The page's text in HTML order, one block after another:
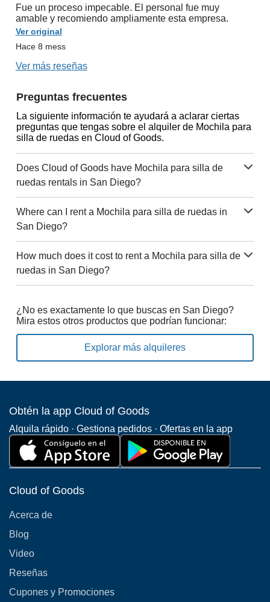
Fue un proceso impecable. El personal fue muy
amable y recomiendo ampliamente esta empresa.
Ver original
Hace 8 mess
Ver más reseñas
Preguntas frecuentes
La siguiente información te ayudará a aclarar ciertas
preguntas que tengas sobre el alquiler de Mochila para
silla de ruedas en Cloud of Goods.
Does Cloud of Goods have Mochila para silla de
ruedas rentals in San Diego?
Where can I rent a Mochila para silla de ruedas in
San Diego?
How much does it cost to rent a Mochila para silla de
ruedas in San Diego?
¿No es exactamente lo que buscas en San Diego?
Mira estos otros productos que podrían funcionar:
Explorar más alquileres
Obtén la app Cloud of Goods
Alquila rápido · Gestiona pedidos · Ofertas en la app
Cloud of Goods
Acerca de
Blog
Video
Reseñas
Cupones y Promociones